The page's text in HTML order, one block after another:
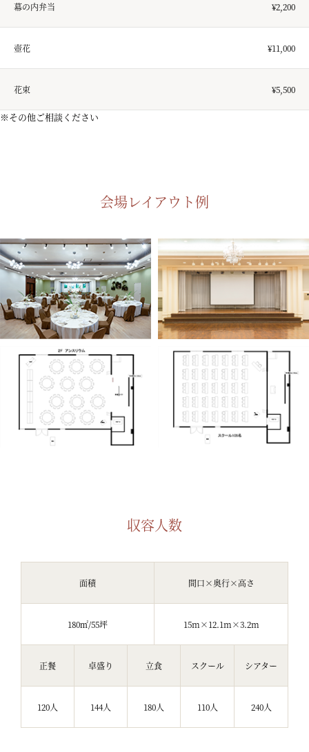
幕の内弁当 ¥2,200
壺花 ¥11,000
花束 ¥5,500
※その他ご相談ください
会場レイアウト例
収容人数
面積 間口×奥行×高さ
180㎡/55坪 15m×12.1m×3.2m
正餐 卓盛り 立食 スクール シアター
120人 144人 180人 110人 240人